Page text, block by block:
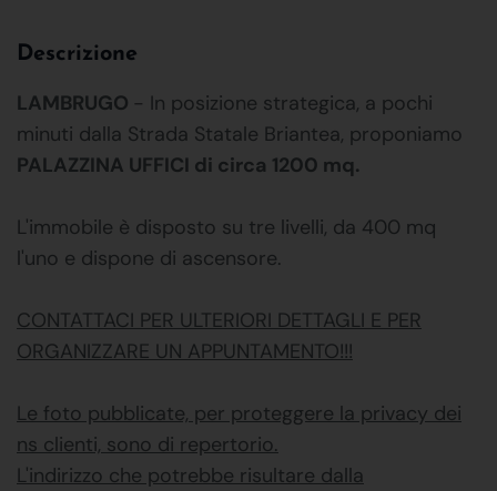
Descrizione
LAMBRUGO - In posizione strategica, a pochi
minuti dalla Strada Statale Briantea, proponiamo
PALAZZINA UFFICI di circa 1200 mq.
L'immobile è disposto su tre livelli, da 400 mq
l'uno e dispone di ascensore.
CONTATTACI PER ULTERIORI DETTAGLI E PER
ORGANIZZARE UN APPUNTAMENTO!!!
Le foto pubblicate, per proteggere la privacy dei
ns clienti, sono di repertorio.
L'indirizzo che potrebbe risultare dalla